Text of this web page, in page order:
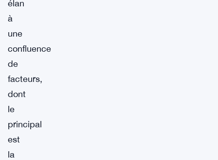
élan
à
une
confluence
de
facteurs,
dont
le
principal
est
la